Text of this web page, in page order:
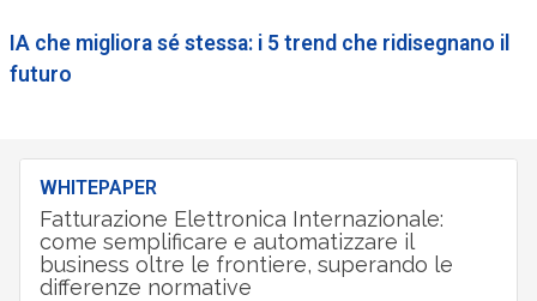
IA che migliora sé stessa: i 5 trend che ridisegnano il
futuro
WHITEPAPER
Fatturazione Elettronica Internazionale:
come semplificare e automatizzare il
business oltre le frontiere, superando le
differenze normative